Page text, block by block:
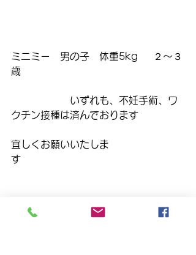
ミニミー　男の子　体重5kg     ２～３
歳
いずれも、不妊手術、ワ
クチン接種は済んでおります
宜しくお願いいたしま
す